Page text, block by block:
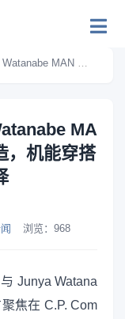
型再造，机能穿搭多季通勤新选择
MA
，机能穿搭
浏览： 968
Junya Watana
焦在 C.P. Com